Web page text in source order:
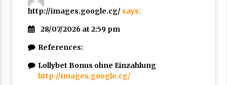
http://images.google.cg/ says:
28/07/2026 at 2:59 pm
References:
Lollybet Bonus ohne Einzahlung
http://images.google.cg/